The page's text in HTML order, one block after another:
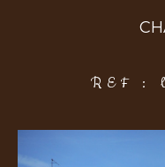
REF :